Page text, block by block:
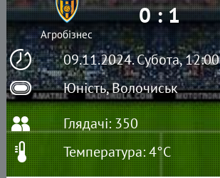
09.11.2024. Субота, 12:00
Юність, Волочиськ
Агробізнес
0 : 1
Глядачі: 350
Температура: 4°C